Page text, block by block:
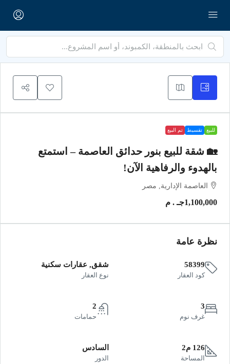
للبيع تقسيط تم البيع
🏡 شقة للبيع بنور حدائق العاصمة – استمتع
بالهدوء والرفاهية الآن!
العاصمة الإدارية, مصر
1,100,000جـ . م
نظرة عامة
58399
كود العقار
شقق, عقارات سكنية
نوع العقار
3
غرف نوم
2
حمامات
126 م2
المساحة
السادس
الدور